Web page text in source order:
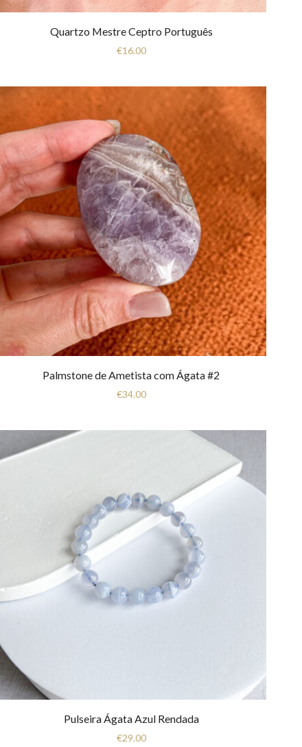
Quartzo Mestre Ceptro Português
€16.00
Palmstone de Ametista com Ágata #2
€34.00
Pulseira Ágata Azul Rendada
€29.00